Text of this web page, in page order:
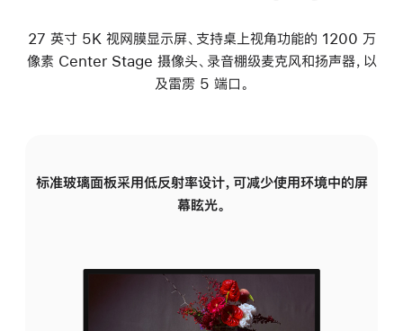
27 英寸 5K 视网膜显示屏、支持桌上视角功能的 1200 万
像素 Center Stage 摄像头、录音棚级麦克风和扬声器，以
及雷雳 5 端口。
标准玻璃面板采用低反射率设计，可减少使用环境中的屏
幕眩光。